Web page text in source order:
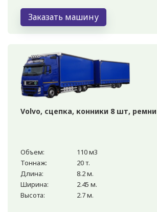
Заказать машину
Volvo, сцепка, конники 8 шт, ремни
Объем:
110 м3
Тоннаж:
20 т.
Длина:
8.2 м.
Ширина:
2.45 м.
Высота:
2.7 м.